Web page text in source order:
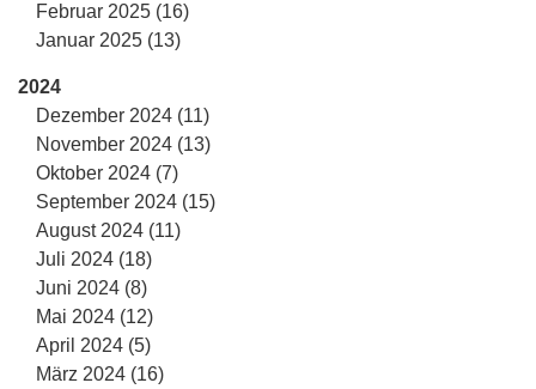
Februar 2025 (16)
Januar 2025 (13)
2024
Dezember 2024 (11)
November 2024 (13)
Oktober 2024 (7)
September 2024 (15)
August 2024 (11)
Juli 2024 (18)
Juni 2024 (8)
Mai 2024 (12)
April 2024 (5)
März 2024 (16)